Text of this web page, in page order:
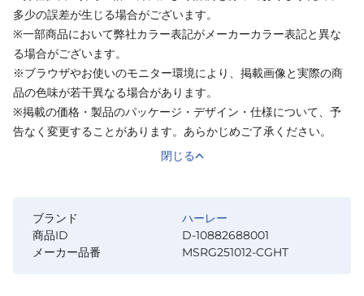
多少の誤差が生じる場合がございます。
※一部商品において弊社カラー表記がメーカーカラー表記と異な
る場合がございます。
※ブラウザやお使いのモニター環境により、掲載画像と実際の商
品の色味が若干異なる場合があります。
※掲載の価格・製品のパッケージ・デザイン・仕様について、予
告なく変更することがあります。あらかじめご了承ください。
閉じる
ブランド
ハーレー
商品ID
D-10882688001
メーカー品番
MSRG251012-CGHT